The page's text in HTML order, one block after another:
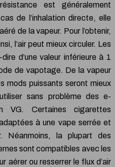
est généralement
de l’inhalation directe, elle
de la vapeur. Pour l’obtenir,
l’air peut mieux circuler. Les
d’une valeur inférieure à 1
de vapotage. De la vapeur
mods puissants seront mieux
sans problème des e-
VG. Certaines cigarettes
à une vape serrée et
Néanmoins, la plupart des
sont compatibles avec les
aérer ou resserrer le flux d’air